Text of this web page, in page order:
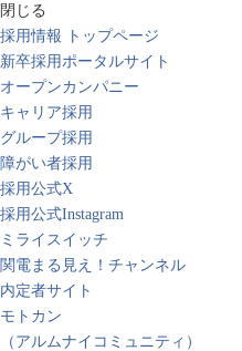
閉じる
採用情報 トップページ
新卒採用ポータルサイト
オープンカンパニー
キャリア採用
グループ採用
障がい者採用
採用公式X
採用公式Instagram
ミライスイッチ
関電まる見え！チャンネル
内定者サイト
モトカン
（アルムナイコミュニティ）